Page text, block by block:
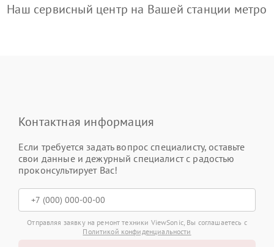
Наш сервисный центр на Вашей станции метро
Контактная информация
Если требуется задать вопрос специалисту, оставьте
свои данные и дежурный специалист с радостью
проконсультирует Вас!
Отправляя заявку на ремонт техники ViewSonic, Вы соглашаетесь с
Политикой конфиденциальности